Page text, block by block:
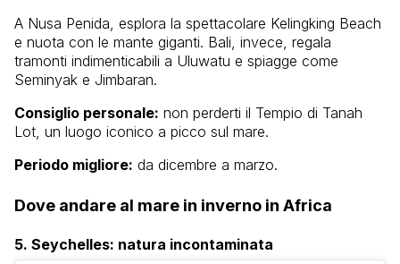
A Nusa Penida, esplora la spettacolare Kelingking Beach
e nuota con le mante giganti. Bali, invece, regala
tramonti indimenticabili a Uluwatu e spiagge come
Seminyak e Jimbaran.
Consiglio personale: non perderti il Tempio di Tanah
Lot, un luogo iconico a picco sul mare.
Periodo migliore: da dicembre a marzo.
Dove andare al mare in inverno in Africa
5. Seychelles: natura incontaminata